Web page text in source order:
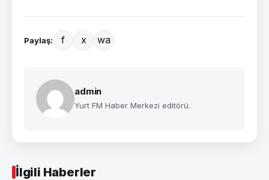
Paylaş: f x wa
admin
Yurt FM Haber Merkezi editörü.
İlgili Haberler